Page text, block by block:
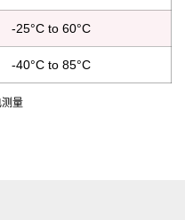
-25°C to 60°C
-40°C to 85°C
量